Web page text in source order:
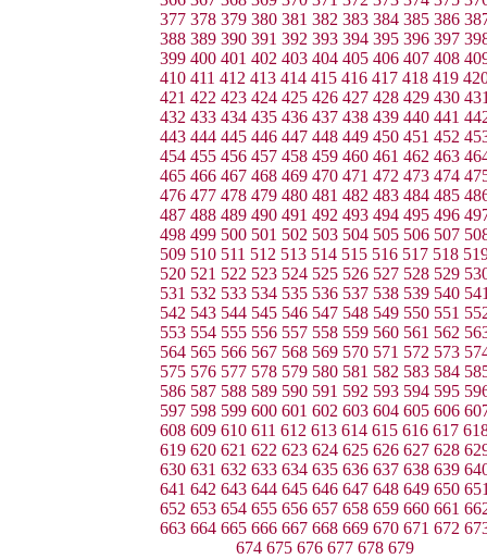
377 378 379 380 381 382 383 384 385 386
388 389 390 391 392 393 394 395 396 397
399 400 401 402 403 404 405 406 407 408
410 411 412 413 414 415 416 417 418 419
421 422 423 424 425 426 427 428 429 430
432 433 434 435 436 437 438 439 440 441
443 444 445 446 447 448 449 450 451 452
454 455 456 457 458 459 460 461 462 463
465 466 467 468 469 470 471 472 473 474
476 477 478 479 480 481 482 483 484 485
487 488 489 490 491 492 493 494 495 496
498 499 500 501 502 503 504 505 506 507
509 510 511 512 513 514 515 516 517 518
520 521 522 523 524 525 526 527 528 529
531 532 533 534 535 536 537 538 539 540
542 543 544 545 546 547 548 549 550 551
553 554 555 556 557 558 559 560 561 562
564 565 566 567 568 569 570 571 572 573
575 576 577 578 579 580 581 582 583 584
586 587 588 589 590 591 592 593 594 595
597 598 599 600 601 602 603 604 605 606
608 609 610 611 612 613 614 615 616 617
619 620 621 622 623 624 625 626 627 628
630 631 632 633 634 635 636 637 638 639
641 642 643 644 645 646 647 648 649 650
652 653 654 655 656 657 658 659 660 661
663 664 665 666 667 668 669 670 671 672
674 675 676 677 678 679